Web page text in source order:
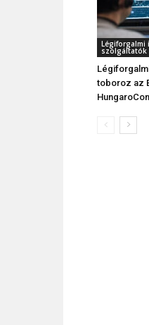
Légiforgalmi
szolgáltatók
toboroz az